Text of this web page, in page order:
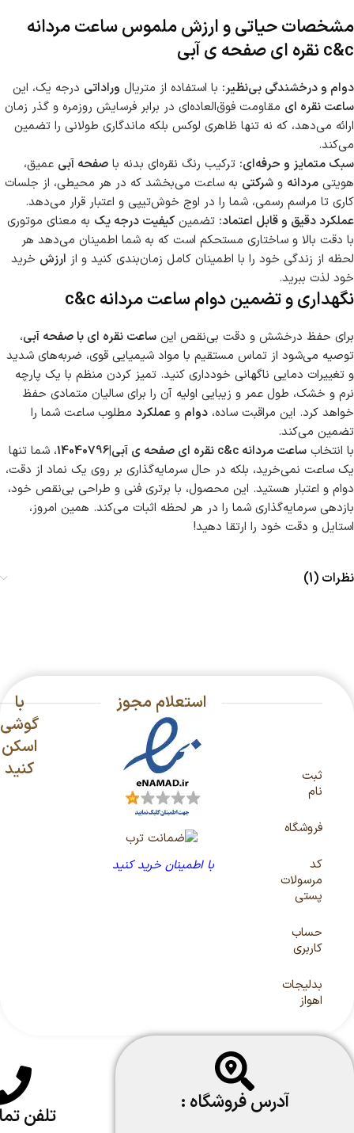
مشخصات حیاتی و ارزش ملموسساعت مردانه
c&c نقره ای صفحه ی آبی
دوام و درخشندگی بی‌نظیر: با استفاده از متریال وراداتی درجه یک، این
ساعت نقره ای مقاومت فوق‌العاده‌ای در برابر فرسایش روزمره و گذر زمان
ارائه می‌دهد، که نه تنها ظاهری لوکس بلکه ماندگاری طولانی را تضمین
می‌کند.
سبک متمایز و حرفه‌ای: ترکیب رنگ نقره‌ای بدنه با صفحه آبی عمیق،
هویتی مردانه و شرکتی به ساعت می‌بخشد که در هر محیطی، از جلسات
کاری تا مراسم رسمی، شما را در اوج خوش‌تیپی و اعتبار قرار می‌دهد.
عملکرد دقیق و قابل اعتماد: تضمین کیفیت درجه یک به معنای موتوری
با دقت بالا و ساختاری مستحکم است که به شما اطمینان می‌دهد هر
لحظه از زندگی خود را با اطمینان کامل زمان‌بندی کنید و از ارزش خرید
خود لذت ببرید.
نگهداری و تضمین دوامساعت مردانه c&c
برای حفظ درخشش و دقت بی‌نقص این ساعت نقره ای با صفحه آبی،
توصیه می‌شود از تماس مستقیم با مواد شیمیایی قوی، ضربه‌های شدید
و تغییرات دمایی ناگهانی خودداری کنید. تمیز کردن منظم با یک پارچه
نرم و خشک، طول عمر و زیبایی اولیه آن را برای سالیان متمادی حفظ
خواهد کرد. این مراقبت ساده، دوام و عملکرد مطلوب ساعت شما را
تضمین می‌کند.
با انتخاب ساعت مردانه c&c نقره ای صفحه ی آبی|14040796
، شما تنها
یک ساعت نمی‌خرید، بلکه در حال سرمایه‌گذاری بر روی یک نماد از دقت،
دوام و اعتبار هستید. این محصول، با برتری فنی و طراحی بی‌نقص خود،
بازدهی سرمایه‌گذاری شما را در هر لحظه اثبات می‌کند. همین امروز،
استایل و دقت خود را ارتقا دهید!
نظرات (1)
ثبت
نام
فروشگاه
کد
مرسولات
پستی
حساب
کاربری
بدلیجات
اهواز
استعلام مجوز
با اطمینان خرید کنید
با
گوشی
اسکن
کنید
آدرس فروشگاه :
تلفن